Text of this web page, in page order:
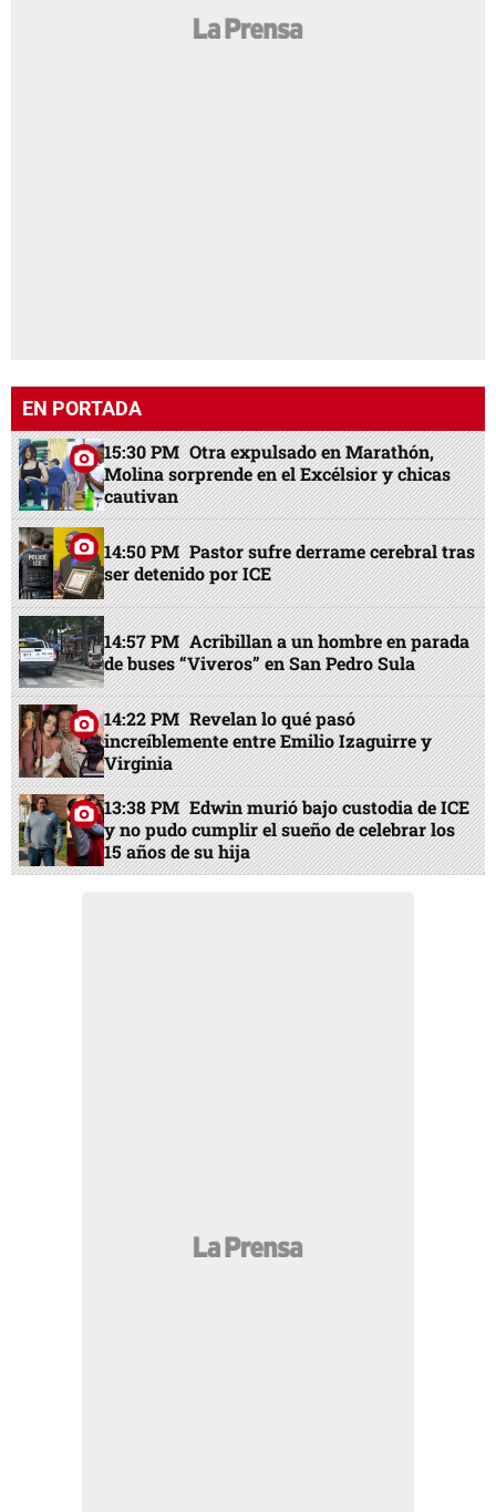
EN PORTADA
15:30 PM Otra expulsado en Marathón,
Molina sorprende en el Excélsior y chicas
cautivan
14:50 PM Pastor sufre derrame cerebral tras
ser detenido por ICE
14:57 PM Acribillan a un hombre en parada
de buses “Viveros” en San Pedro Sula
14:22 PM Revelan lo qué pasó
increíblemente entre Emilio Izaguirre y
Virginia
13:38 PM Edwin murió bajo custodia de ICE
y no pudo cumplir el sueño de celebrar los
15 años de su hija